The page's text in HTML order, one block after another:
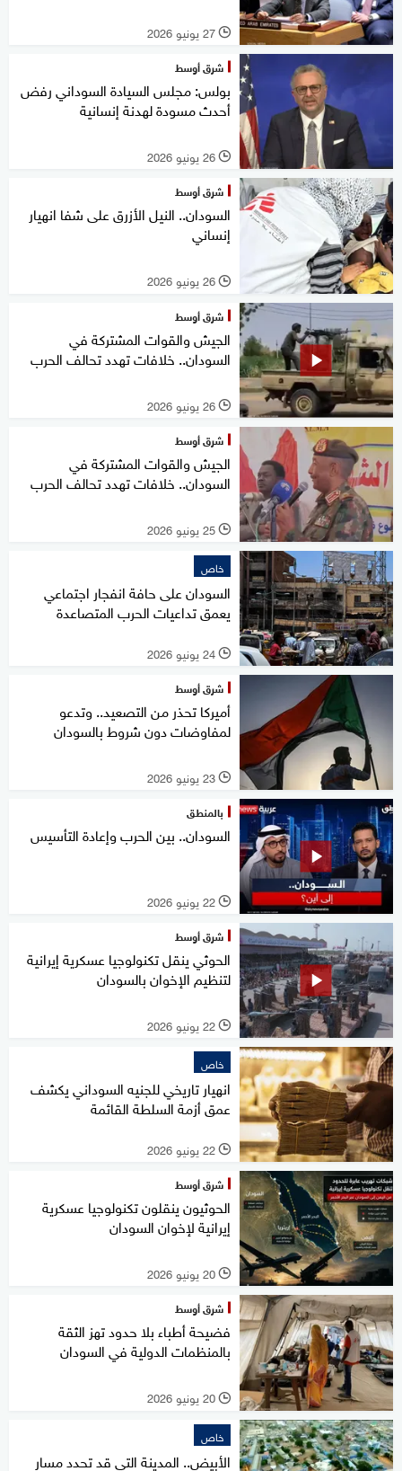
l 27 يونيو 2026
شرق أوسط
بولس: مجلس السيادة السوداني رفض
أحدث مسودة لهدنة إنسانية
l 26 يونيو 2026
شرق أوسط
السودان.. النيل الأزرق على شفا انهيار
إنساني
l 26 يونيو 2026
شرق أوسط
الجيش والقوات المشتركة في
السودان.. خلافات تهدد تحالف الحرب
l 26 يونيو 2026
شرق أوسط
الجيش والقوات المشتركة في
السودان.. خلافات تهدد تحالف الحرب
l 25 يونيو 2026
خاص
السودان على حافة انفجار اجتماعي
يعمق تداعيات الحرب المتصاعدة
l 24 يونيو 2026
شرق أوسط
أميركا تحذر من التصعيد.. وتدعو
لمفاوضات دون شروط بالسودان
l 23 يونيو 2026
بالمنطق
السودان.. بين الحرب وإعادة التأسيس
l 22 يونيو 2026
شرق أوسط
الحوثي ينقل تكنولوجيا عسكرية إيرانية
لتنظيم الإخوان بالسودان
l 22 يونيو 2026
خاص
انهيار تاريخي للجنيه السوداني يكشف
عمق أزمة السلطة القائمة
l 22 يونيو 2026
شرق أوسط
الحوثيون ينقلون تكنولوجيا عسكرية
إيرانية لإخوان السودان
l 20 يونيو 2026
شرق أوسط
فضيحة أطباء بلا حدود تهز الثقة
بالمنظمات الدولية في السودان
l 20 يونيو 2026
خاص
الأبيض.. المدينة التي قد تحدد مسار